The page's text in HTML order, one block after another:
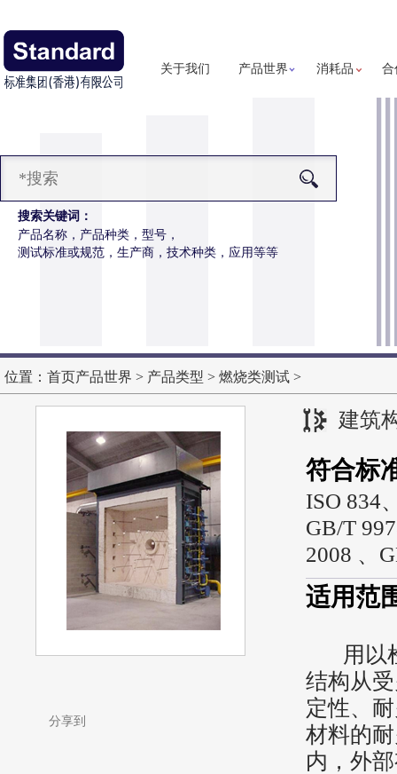
关于我们 产品世界 消耗品 合
搜索关键词：
产品名称，产品种类，型号，
测试标准或规范，生产商，技术种类，应用等等
位置： 首页产品世界 > 产品类型 > 燃烧类测试 >
建筑
分享到
符合标
ISO 834
GB/T
2008 、
适用范
用以检
结构从
定性、
材料的
内，外